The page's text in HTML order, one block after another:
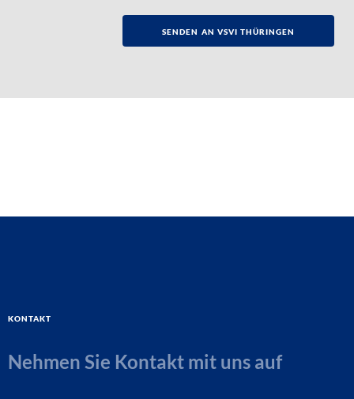
Kontakt
Nehmen Sie Kontakt mit uns auf